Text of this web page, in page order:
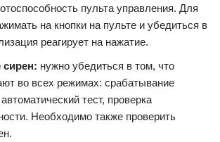
пульта управления. Для
на кнопки на пульте и убедиться в
реагирует на нажатие.
сирен: нужно убедиться в том, что
во всех режимах: срабатывание
тест, проверка
Необходимо также проверить